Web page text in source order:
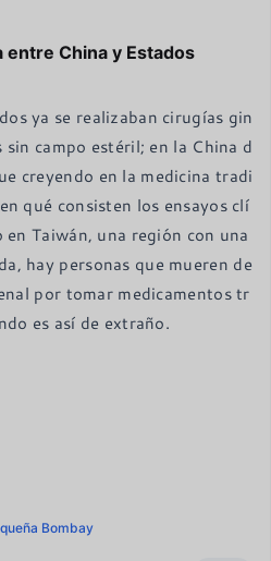
entre China y Estados
ya se realizaban cirugías gin
sin campo estéril; en la China d
creyendo en la medicina tradi
qué consisten los ensayos clí
Taiwán, una región con una
hay personas que mueren de
por tomar medicamentos tr
es así de extraño.
Bombay